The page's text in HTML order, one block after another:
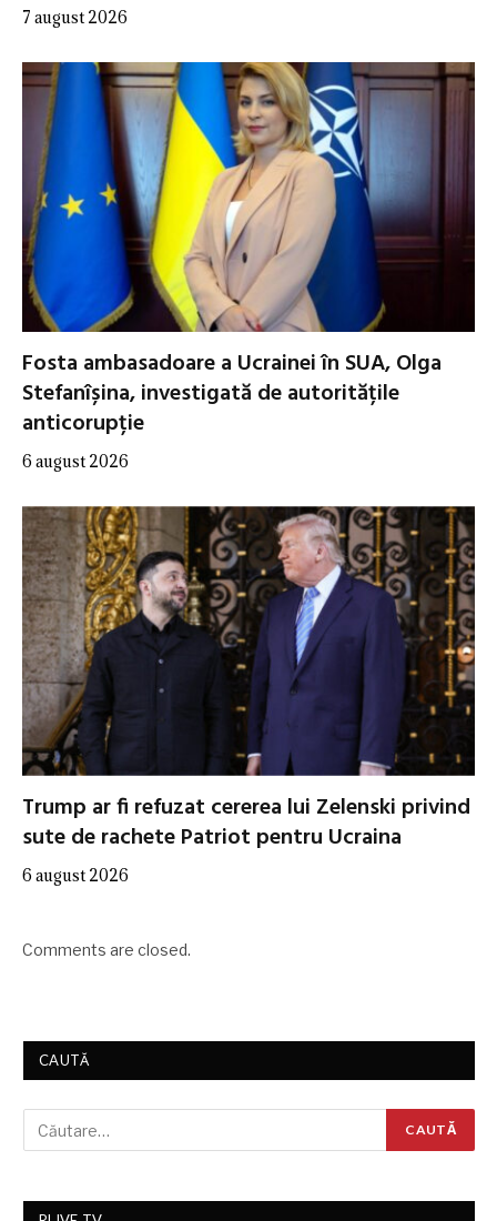
7 august 2026
Fosta ambasadoare a Ucrainei în SUA, Olga
Stefanîșina, investigată de autoritățile
anticorupție
6 august 2026
Trump ar fi refuzat cererea lui Zelenski privind
sute de rachete Patriot pentru Ucraina
6 august 2026
Comments are closed.
CAUTĂ